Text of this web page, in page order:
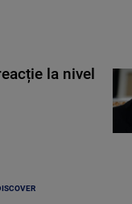
la nivel